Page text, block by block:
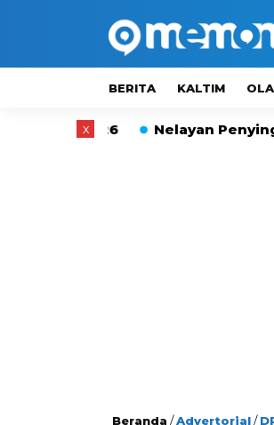
BERITA KALTIM
Nelayan Penyinggahan
Beranda /Advertorial/
x